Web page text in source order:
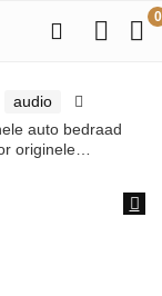
0
audio
auto bedraad
originele…